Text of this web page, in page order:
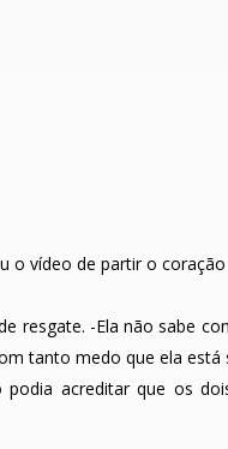
o vídeo de partir o
resgate. -Ela não sabe
tanto medo que ela está
acreditar que os